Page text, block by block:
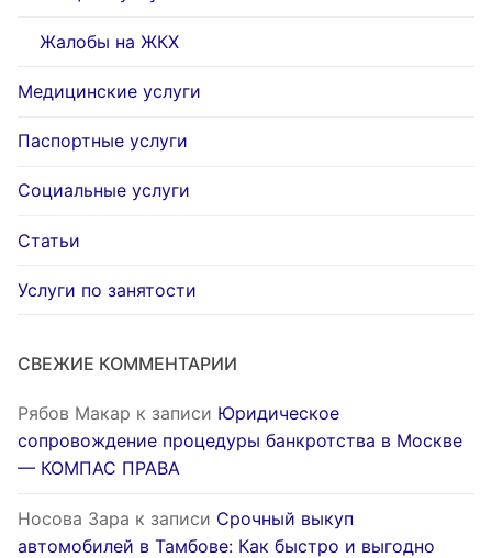
Жалобы на ЖКХ
Медицинские услуги
Паспортные услуги
Социальные услуги
Статьи
Услуги по занятости
СВЕЖИЕ КОММЕНТАРИИ
Рябов Макар к записи Юридическое
сопровождение процедуры банкротства в Москве
— КОМПАС ПРАВА
Носова Зара к записи Срочный выкуп
автомобилей в Тамбове: Как быстро и выгодно